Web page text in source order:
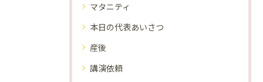
マタニティ
本日の代表あいさつ
産後
講演依頼